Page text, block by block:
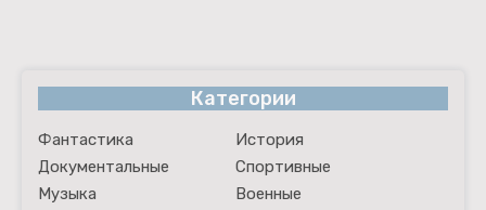
Категории
Фантастика
История
Документальные
Спортивные
Музыка
Военные